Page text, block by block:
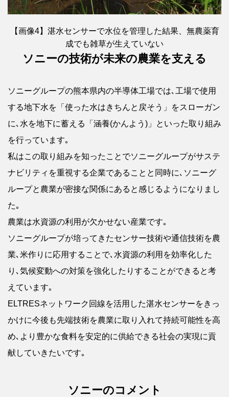
【画像4】湛水センサーで水位を管理した結果、無農薬育
成でも雑草が生えていない
ソニーの技術が未来の農業を支える
ソニーグループの熊本県内の半導体工場では､工場で使用
する地下水を「使った水はきちんと戻そう」をスローガン
に､水を地下に蓄える「涵養(かんよう)」といった取り組み
を行っています｡
私はこの取り組みを知ったことでソニーグループがサステ
ナビリティを重視する企業であることと同時に､ソニーグ
ループと農業が密接な関係にあると感じるようになりまし
た｡
農業は水資源の利用が欠かせない産業です｡
ソニーグループが培ってきたセンサー技術や通信技術を農
業､米作りに応用することで､水資源の利用を効率化した
り､気候変動への対策を強化したりすることができると考
えています｡
ELTRESネットワーク回線を活用した湛水センサーをきっ
かけに今後も先端技術を農業に取り入れて持続可能性を高
め､より豊かな食料を安定的に供給できる社会の実現に貢
献していきたいです｡
ソニーのコメント